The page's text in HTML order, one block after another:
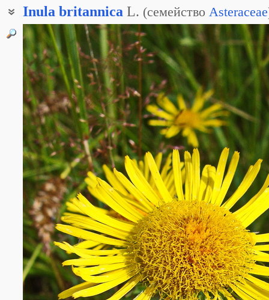
Inula britannica L. (семейство Asteraceae
Пентанема британская